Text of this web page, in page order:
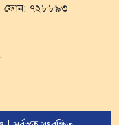
ফোন: ৭২৮৮৯৩